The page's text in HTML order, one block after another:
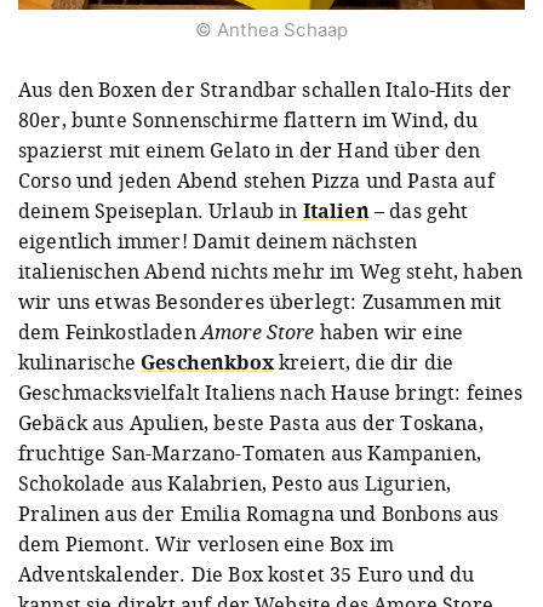
© Anthea Schaap
Aus den Boxen der Strandbar schallen Italo-Hits der
80er, bunte Sonnenschirme flattern im Wind, du
spazierst mit einem Gelato in der Hand über den
Corso und jeden Abend stehen Pizza und Pasta auf
deinem Speiseplan. Urlaub in Italien– das geht
eigentlich immer! Damit deinem nächsten
italienischen Abend nichts mehr im Weg steht, haben
wir uns etwas Besonderes überlegt: Zusammen mit
dem FeinkostladenAmore Store haben wir eine
kulinarische Geschenkboxkreiert, die dir die
Geschmacksvielfalt Italiens nach Hause bringt: feines
Gebäck aus Apulien, beste Pasta aus der Toskana,
fruchtige San-Marzano-Tomaten aus Kampanien,
Schokolade aus Kalabrien, Pesto aus Ligurien,
Pralinen aus der Emilia Romagna und Bonbons aus
dem Piemont. Wir verlosen eine Box im
Adventskalender. Die Box kostet 35 Euro und du